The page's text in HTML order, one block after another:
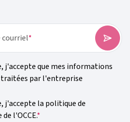
courriel
j'accepte que mes informations
par l'entreprise
j'accepte la politique de
l'OCCE.